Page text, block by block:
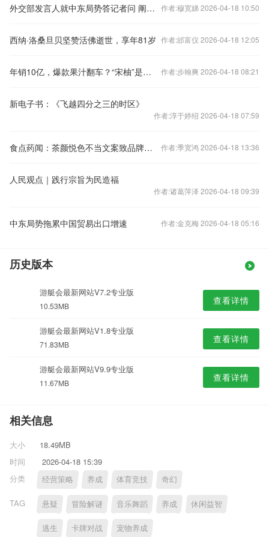
外交部发言人就中东局势答记者问 阐释中方在霍尔木兹海峡等问题上的立场 作者:穆宽娣 2026-04-18 10:50
西纳·洛桑旦贝坚赞活佛逝世，享年81岁 作者:邰富仪 2026-04-18 12:05
年销10亿，爆款果汁翻车？“宋柚”是商标，主要是糖水，柚含量仅2.7%；厂家最新回应→ 作者:步翰爽 2026-04-18 08:21
新电子书：《飞越四分之三的时区》
作者:淳于婷绍 2026-04-18 07:59
食点药闻：茶颜悦色不当文案致品牌声誉受损 作者:季宽鸿 2026-04-18 13:36
人民观点｜践行宗旨为民造福
作者:诸葛萍泽 2026-04-18 09:39
中东局势拖累中国贸易出口增速 作者:金克梅 2026-04-18 05:16
历史版本
游艇会最新网站V7.2专业版
10.53MB 查看详情
游艇会最新网站V1.8专业版
71.83MB 查看详情
游艇会最新网站V9.9专业版
11.67MB 查看详情
相关信息
大小
18.49MB
时间
2026-04-18 15:39
分类
经营策略 养成 体育竞技 奇幻
TAG 悬疑 冒险解谜 音乐舞蹈 养成 休闲益智
逃生 卡牌对战 宠物养成